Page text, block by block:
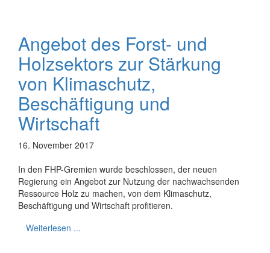
Angebot des Forst- und
Holzsektors zur Stärkung
von Klimaschutz,
Beschäftigung und
Wirtschaft
16. November 2017
In den FHP-Gremien wurde beschlossen, der neuen
Regierung ein Angebot zur Nutzung der nachwachsenden
Ressource Holz zu machen, von dem Klimaschutz,
Beschäftigung und Wirtschaft profitieren.
Weiterlesen ...